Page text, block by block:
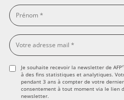
Je souhaite recevoir la newsletter de AFP
à des fins statistiques et analytiques.
pendant 3 ans à compter de votre
consentement à tout moment via le lien
newsletter.